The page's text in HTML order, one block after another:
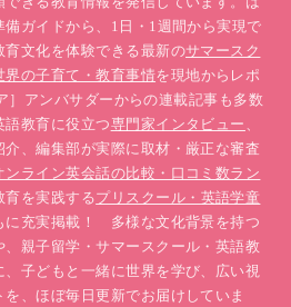
備ガイドから、1日・1週間から実現で
育文化を体験できる最新のサマースク
界の子育て・教育事情を現地からレポ
］アンバサダーからの連載記事も多数
教育に役立つ専門家インタビュー
介、編集部が実際に取材・厳正な審査
ンライン英会話の比較・口コミ数ラン
育を実践するプリスクール・英語学童
に充実掲載！ 多様な文化背景を持つ
親子留学・サマースクール・英語教
子どもと一緒に世界を学び、広い視
、ほぼ毎日更新でお届けしていま